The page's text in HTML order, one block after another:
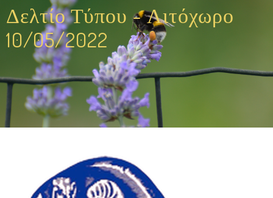
Δελτίο Τύπου - Λιτόχωρο
10/05/2022